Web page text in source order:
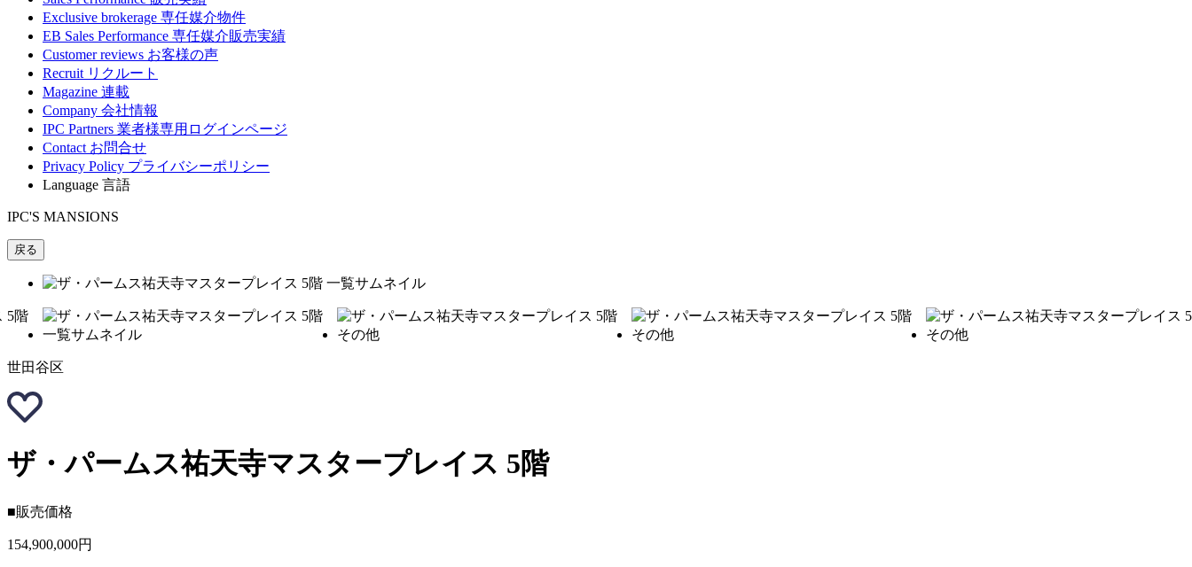
Exclusive brokerage 専任媒介物件
EB Sales Performance 専任媒介販売実績
Customer reviews お客様の声
Recruit リクルート
Magazine 連載
Company 会社情報
IPC Partners 業者様専用ログインページ
Contact お問合せ
Privacy Policy プライバシーポリシー
Language 言語
IPC'S MANSIONS
戻る
世田谷区
ザ・パームス祐天寺マスタープレイス 5階
■販売価格
154,900,000円